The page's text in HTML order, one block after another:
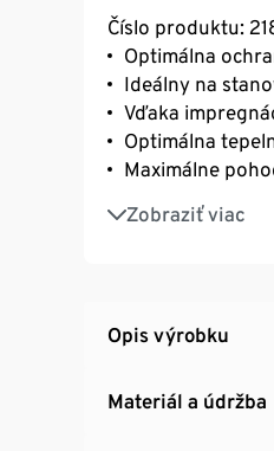
Číslo produktu:
Optimálna
Ideálny na
Vďaka
Optimálna
Maximálne
Zobraziť viac
Možno ho
Možno ho zložiť
Opis výrobku
Materiál a údržba